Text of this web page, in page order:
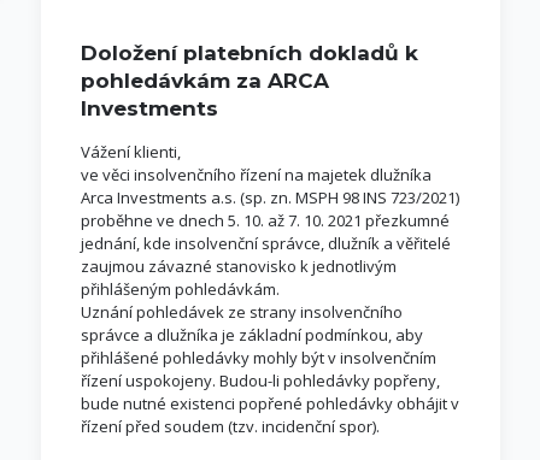
Doložení platebních dokladů k
pohledávkám za ARCA
Investments
Vážení klienti,
ve věci insolvenčního řízení na majetek dlužníka
Arca Investments a.s. (sp. zn. MSPH 98 INS 723/2021)
proběhne ve dnech 5. 10. až 7. 10. 2021 přezkumné
jednání, kde insolvenční správce, dlužník a věřitelé
zaujmou závazné stanovisko k jednotlivým
přihlášeným pohledávkám.
Uznání pohledávek ze strany insolvenčního
správce a dlužníka je základní podmínkou, aby
přihlášené pohledávky mohly být v insolvenčním
řízení uspokojeny. Budou-li pohledávky popřeny,
bude nutné existenci popřené pohledávky obhájit v
řízení před soudem (tzv. incidenční spor).